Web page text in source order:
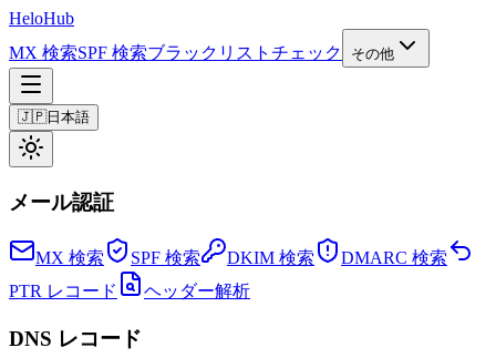
HeloHub
MX 検索SPF 検索ブラックリストチェック その他
🇯🇵日本語
メール認証
MX 検索 SPF 検索 DKIM 検索
DMARC 検索
PTR レコード
ヘッダー解析
DNS レコード